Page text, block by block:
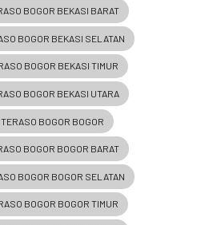
BOGOR BEKASI BARAT
BOGOR BEKASI SELATAN
BOGOR BEKASI TIMUR
BOGOR BEKASI UTARA
BOGOR BOGOR
BOGOR BOGOR BARAT
BOGOR BOGOR SELATAN
BOGOR BOGOR TIMUR